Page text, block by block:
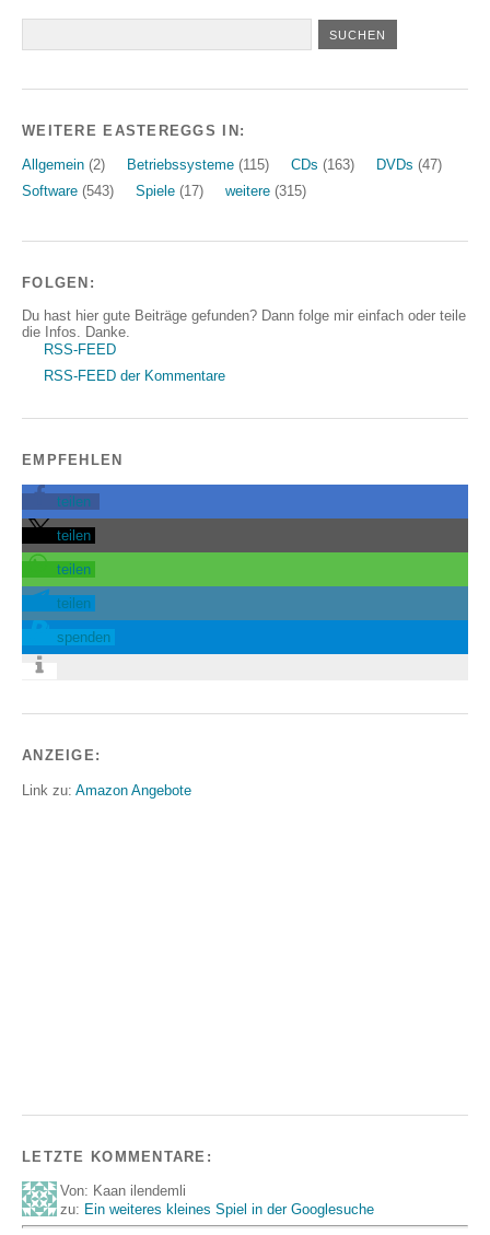
WEITERE EASTEREGGS IN:
Allgemein (2) Betriebssysteme (115) CDs (163) DVDs (47)
Software (543) Spiele (17) weitere (315)
FOLGEN:
Du hast hier gute Beiträge gefunden? Dann folge mir einfach oder teile
die Infos. Danke.
RSS-FEED
RSS-FEED der Kommentare
EMPFEHLEN
teilen
teilen
teilen
teilen
spenden
ANZEIGE:
Link zu: Amazon Angebote
LETZTE KOMMENTARE:
Von: Kaan ilendemli
zu: Ein weiteres kleines Spiel in der Googlesuche